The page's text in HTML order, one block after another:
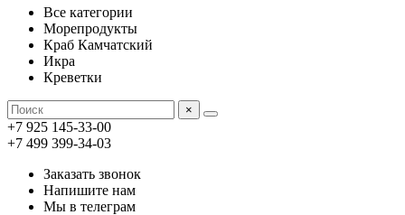
Все категории
Морепродукты
Краб Камчатский
Икра
Креветки
×
+7 925 145-33-00
+7 499 399-34-03
Заказать звонок
Напишите нам
Мы в телеграм